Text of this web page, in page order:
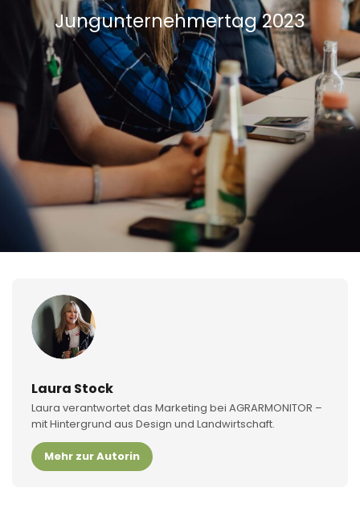
Jungunternehmertag 2023
Laura Stock
Laura verantwortet das Marketing bei AGRARMONITOR –
mit Hintergrund aus Design und Landwirtschaft.
Mehr zur Autorin